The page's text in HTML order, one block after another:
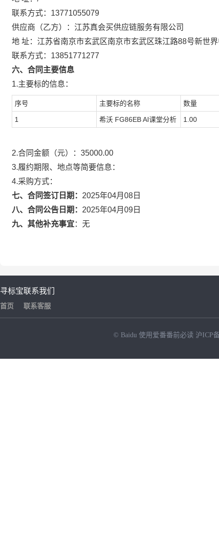
联系方式： 13771055079
供应商（乙方）： 江苏真会买供应链服务有限公司
地 址： 江苏省南京市玄武区南京市玄武区珠江路88号新世
联系方式： 13851771277
六、合同主要信息
1.主要标的信息：
序号 主要标的名称 数量
1 希沃 FG86EB AI课堂分析 1.00
2.合同金额（元）： 35000.00
3.履约期限、地点等简要信息：
4.采购方式：
七、合同签订日期： 2025年04月08日
八、合同公告日期： 2025年04月09日
九、其他补充事宜： 无
寻标宝
首页
联系我们
联系客服
© Baidu 使用爱番番前必读 沪ICP